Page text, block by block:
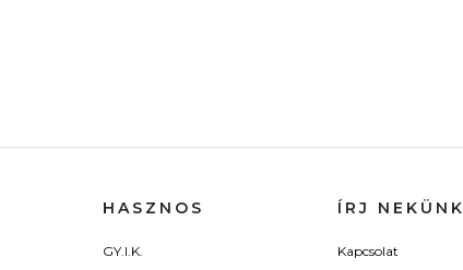
HASZNOS
GY.I.K.
ÍRJ NEKÜNK
Kapcsolat